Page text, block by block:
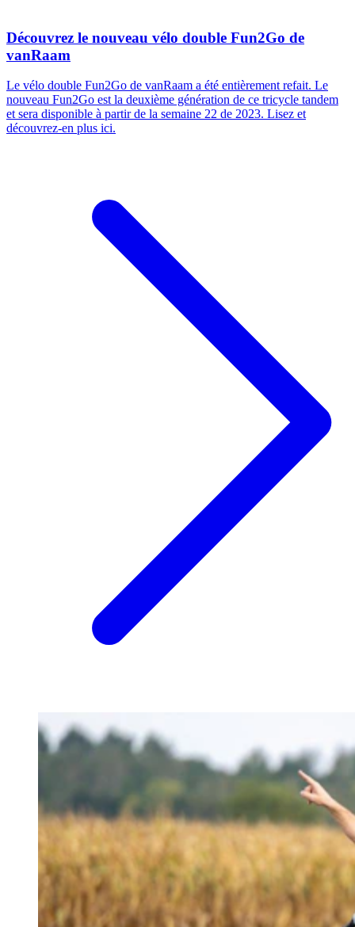
Découvrez le nouveau vélo double Fun2Go de
vanRaam
Le vélo double Fun2Go de vanRaam a été entièrement refait. Le
nouveau Fun2Go est la deuxième génération de ce tricycle tandem
et sera disponible à partir de la semaine 22 de 2023. Lisez et
découvrez-en plus ici.